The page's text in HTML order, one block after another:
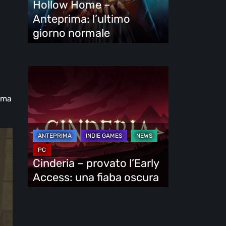
normale
Hollow Home –
Anteprima: l’ultimo
giorno normale
l’Early
Access:
una
fiaba
oscura
Cinderia – provato l’Early
Access: una fiaba oscura